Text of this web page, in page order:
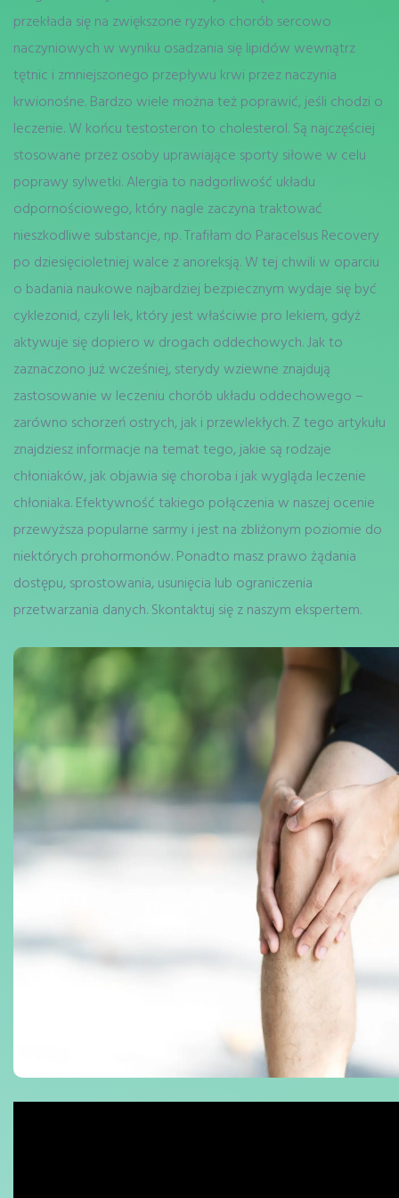
przekłada się na zwiększone ryzyko chorób sercowo
naczyniowych w wyniku osadzania się lipidów wewnątrz
tętnic i zmniejszonego przepływu krwi przez naczynia
krwionośne. Bardzo wiele można też poprawić, jeśli chodzi o
leczenie. W końcu testosteron to cholesterol. Są najczęściej
stosowane przez osoby uprawiające sporty siłowe w celu
poprawy sylwetki. Alergia to nadgorliwość układu
odpornościowego, który nagle zaczyna traktować
nieszkodliwe substancje, np. Trafiłam do Paracelsus Recovery
po dziesięcioletniej walce z anoreksją. W tej chwili w oparciu
o badania naukowe najbardziej bezpiecznym wydaje się być
cyklezonid, czyli lek, który jest właściwie pro lekiem, gdyż
aktywuje się dopiero w drogach oddechowych. Jak to
zaznaczono już wcześniej, sterydy wziewne znajdują
zastosowanie w leczeniu chorób układu oddechowego –
zarówno schorzeń ostrych, jak i przewlekłych. Z tego artykułu
znajdziesz informacje na temat tego, jakie są rodzaje
chłoniaków, jak objawia się choroba i jak wygląda leczenie
chłoniaka. Efektywność takiego połączenia w naszej ocenie
przewyższa popularne sarmy i jest na zbliżonym poziomie do
niektórych prohormonów. Ponadto masz prawo żądania
dostępu, sprostowania, usunięcia lub ograniczenia
przetwarzania danych. Skontaktuj się z naszym ekspertem.